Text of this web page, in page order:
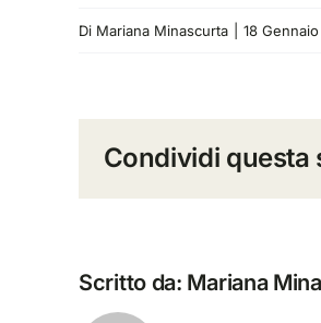
Di Mariana Minascurta 18
Condividi questa
Scritto da: Mariana